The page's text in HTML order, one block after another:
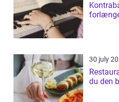
30 july
Restaurant
du den